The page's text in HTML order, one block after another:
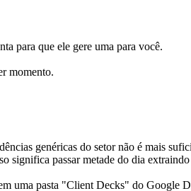
para que ele gere uma para você.
momento.
genéricas do setor não é mais
significa passar metade do dia